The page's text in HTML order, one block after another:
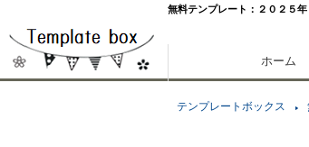
無料テンプレート：２０２５
ホーム
テンプレートボックス